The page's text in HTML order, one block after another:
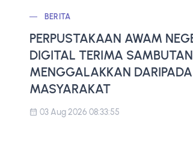
BERITA
PERPUSTAKAAN AWAM
DIGITAL TERIMA SAMBUTAN
MENGGALAKKAN DARIPADA
MASYARAKAT
03 Aug 2026 08:33:55